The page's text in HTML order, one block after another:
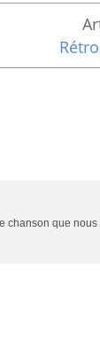
chanson que